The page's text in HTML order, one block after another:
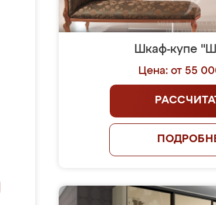
Шкаф-купе
Цена: от 55